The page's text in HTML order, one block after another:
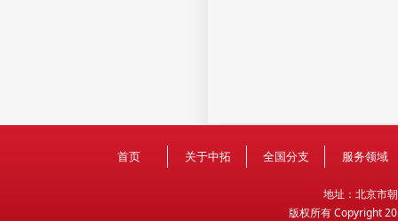
首页 关于中拓 全国分支 服务领域
地址：北京市
版权所有 Copyright